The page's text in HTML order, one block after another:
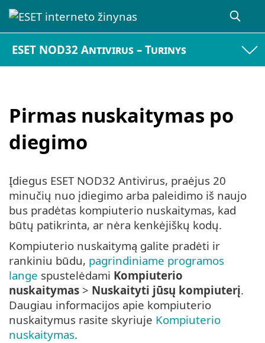
ESET NOD32 Antivirus – Turinys
Pirmas nuskaitymas po
diegimo
Įdiegus ESET NOD32 Antivirus, praėjus 20
minučių nuo įdiegimo arba paleidimo iš naujo
bus pradėtas kompiuterio nuskaitymas, kad
būtų patikrinta, ar nėra kenkėjiškų kodų.
Kompiuterio nuskaitymą galite pradėti ir
rankiniu būdu, pagrindiniame programos
lange spustelėdami Kompiuterio
nuskaitymas > Nuskaityti jūsų kompiuterį.
Daugiau informacijos apie kompiuterio
nuskaitymus rasite skyriuje Kompiuterio
nuskaitymas.